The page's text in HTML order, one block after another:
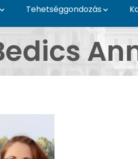
Tehetséggondozás
és